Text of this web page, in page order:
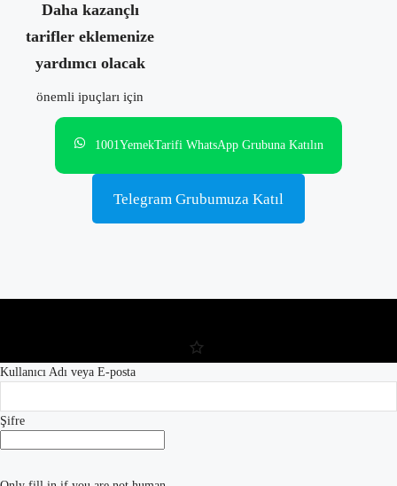
Daha kazançlı
tarifler eklemenize
yardımcı olacak
önemli ipuçları için
1001YemekTarifi WhatsApp Grubuna Katılın
Telegram Grubumuza Katıl
Kullanıcı Adı veya E-posta
Şifre